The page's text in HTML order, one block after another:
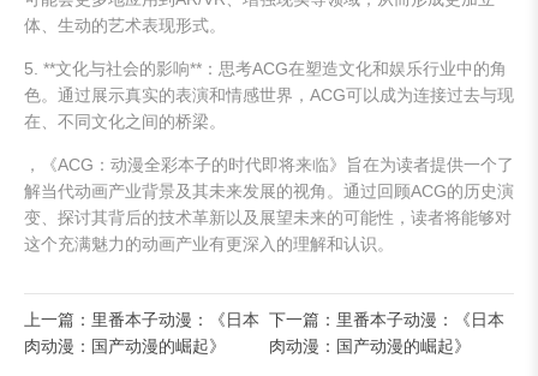
体、生动的艺术表现形式。
5. **文化与社会的影响**：思考ACG在塑造文化和娱乐行业中的角
色。通过展示真实的表演和情感世界，ACG可以成为连接过去与现
在、不同文化之间的桥梁。
，《ACG：动漫全彩本子的时代即将来临》旨在为读者提供一个了
解当代动画产业背景及其未来发展的视角。通过回顾ACG的历史演
变、探讨其背后的技术革新以及展望未来的可能性，读者将能够对
这个充满魅力的动画产业有更深入的理解和认识。
上一篇：里番本子动漫：《日本
肉动漫：国产动漫的崛起》
下一篇：里番本子动漫：《日本
肉动漫：国产动漫的崛起》